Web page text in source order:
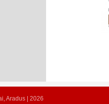
Aradus | 2026